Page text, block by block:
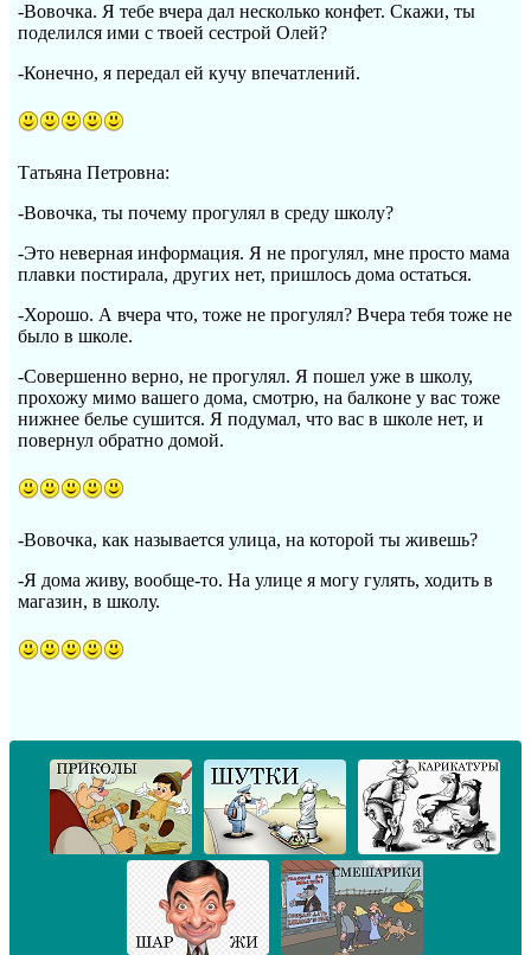
-Вовочка. Я тебе вчера дал несколько конфет. Скажи, ты
поделился ими с твоей сестрой Олей?
-Конечно, я передал ей кучу впечатлений.
Татьяна Петровна:
-Вовочка, ты почему прогулял в среду школу?
-Это неверная информация. Я не прогулял, мне просто мама
плавки постирала, других нет, пришлось дома остаться.
-Хорошо. А вчера что, тоже не прогулял? Вчера тебя тоже не
было в школе.
-Совершенно верно, не прогулял. Я пошел уже в школу,
прохожу мимо вашего дома, смотрю, на балконе у вас тоже
нижнее белье сушится. Я подумал, что вас в школе нет, и
повернул обратно домой.
-Вовочка, как называется улица, на которой ты живешь?
-Я дома живу, вообще-то. На улице я могу гулять, ходить в
магазин, в школу.